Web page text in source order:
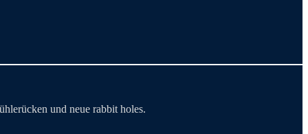
und neue rabbit holes.